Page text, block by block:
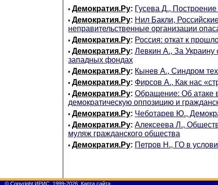
• Демократия.Ру: Гусева Д.,
• Демократия.Ру: Нил Бакли,
неправительственные организации
• Демократия.Ру: Россия: откат к
• Демократия.Ру: Левкин А., За Украину
западных фондах
• Демократия.Ру: Кынев А., Синдром
• Демократия.Ру: Фирсов А., Как нас
• Демократия.Ру: Обращение: Об атаке
демократическую оппозицию и
• Демократия.Ру: Чеботарев Ю.,
• Демократия.Ру: Алексеева Л.,
муляж гражданского общества
• Демократия.Ру: Петров Н., ГО в
© Copyright ИРИС, 1999-2026 Карта сайта